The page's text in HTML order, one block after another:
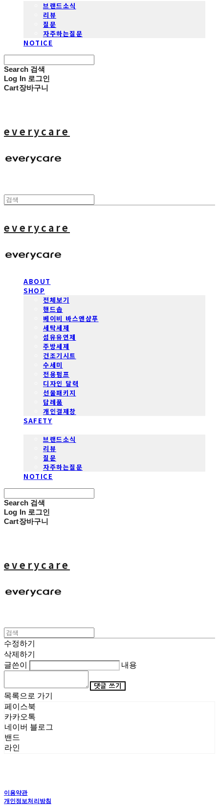
브랜드소식
리뷰
질문
자주하는질문
NOTICE
Search 검색
Log In 로그인
Cart장바구니
everycare
everycare
ABOUT
SHOP
전체보기
핸드솝
베이비 바스앤샴푸
세탁세제
섬유유연제
주방세제
건조기시트
수세미
전용펌프
디자인 달력
선물패키지
답례품
개인결제창
SAFETY
브랜드소식
리뷰
질문
자주하는질문
NOTICE
Search 검색
Log In 로그인
Cart장바구니
everycare
수정하기
삭제하기
글쓴이
내용
댓글 쓰기
목록으로 가기
페이스북
카카오톡
네이버 블로그
밴드
라인
이용약관
개인정보처리방침